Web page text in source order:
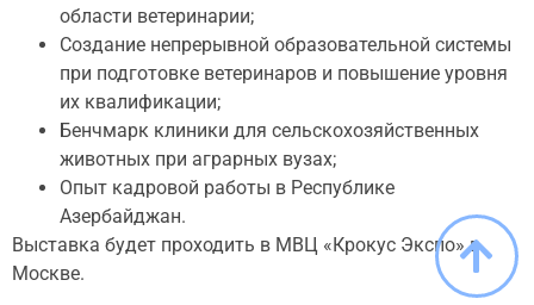
области ветеринарии;
Создание непрерывной образовательной системы
при подготовке ветеринаров и повышение уровня
их квалификации;
Бенчмарк клиники для сельскохозяйственных
животных при аграрных вузах;
Опыт кадровой работы в Республике
Азербайджан.
Выставка будет проходить в МВЦ «Крокус Экспо» в
Москве.